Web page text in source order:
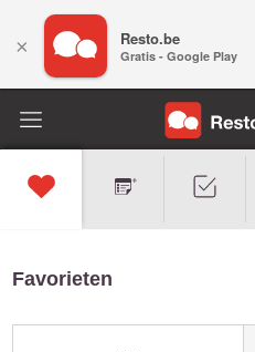
Favorieten
× Resto.be
Gratis - Google Play